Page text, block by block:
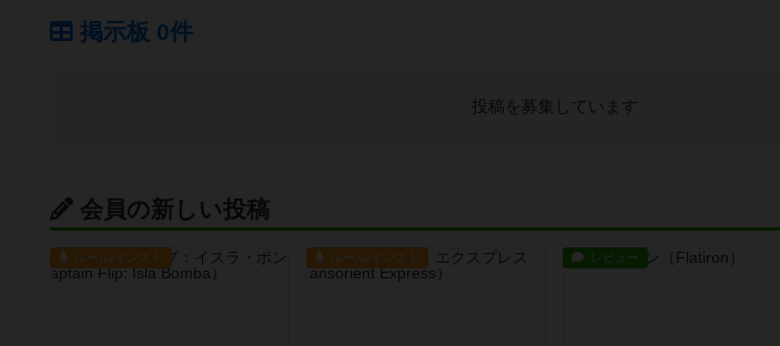
掲示板 0件
投稿を募集しています
会員の新しい投稿
ルール/インスト ルール/インスト レビュー